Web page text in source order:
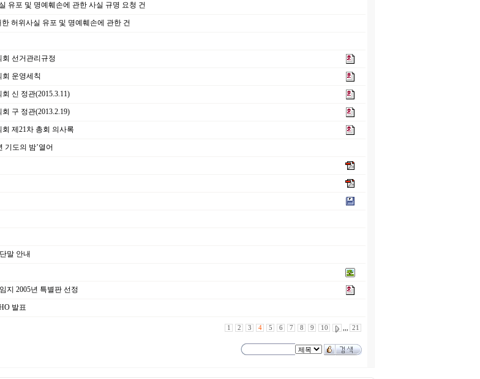
유포 및 명예훼손에 관한 사실 규명 요청 건
허위사실 유포 및 명예훼손에 관한 건
선거관리규정
운영세칙
신 정관(2015.3.11)
구 정관(2013.2.19)
제21차 총회 의사록
기도의 밤’열어
말 안내
지 2005년 특별판 선정
발표
1 2 3 4 5 6 7 8 9 10 ,,, 21